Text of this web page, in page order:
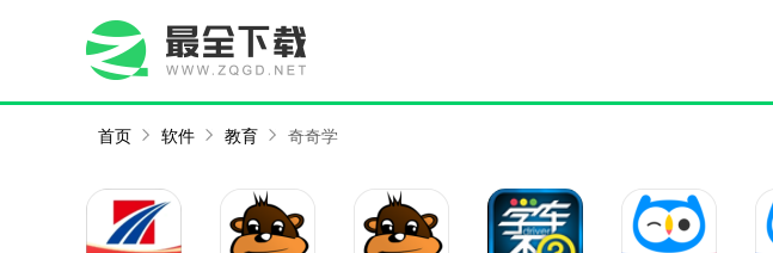
首页 软件 教育 奇奇学